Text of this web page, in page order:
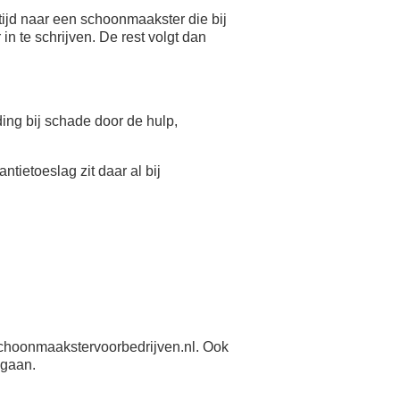
naar een schoonmaakster die bij
te schrijven. De rest volgt dan
bij schade door de hulp,
zit daar al bij
Ook